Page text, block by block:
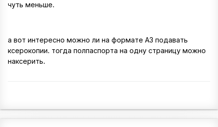
чуть меньше.
а вот интересно можно ли на формате А3 подавать
ксерокопии. тогда полпаспорта на одну страницу можно
наксерить.